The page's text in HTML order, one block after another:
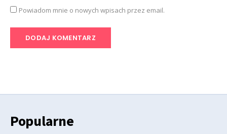
Powiadom mnie o nowych wpisach przez email.
Popularne